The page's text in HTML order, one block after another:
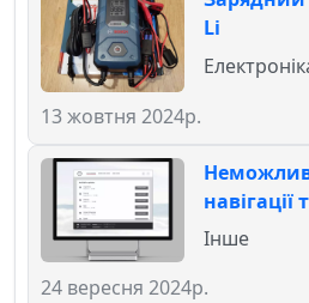
Li
13 жовтня 2024р.
24 вересня 2024р.
Інше